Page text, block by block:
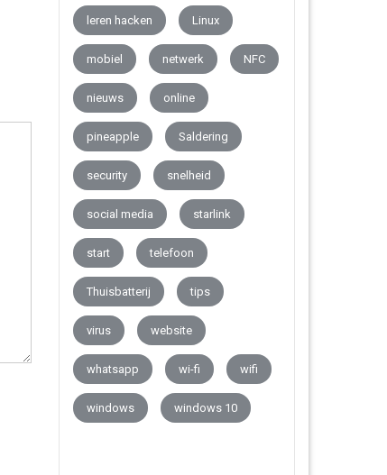
leren hacken Linux
mobiel netwerk NFC
nieuws online
pineapple Saldering
security snelheid
social media starlink
start telefoon
Thuisbatterij tips
virus website
whatsapp wi-fi wifi
windows windows 10